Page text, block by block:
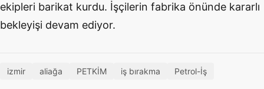
ekipleri barikat kurdu. İşçilerin fabrika önünde kararlı
bekleyişi devam ediyor.
izmir aliağa PETKİM iş bırakma Petrol-İş